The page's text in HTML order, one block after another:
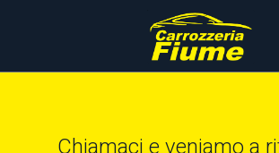
Chiamaci e veniamo a